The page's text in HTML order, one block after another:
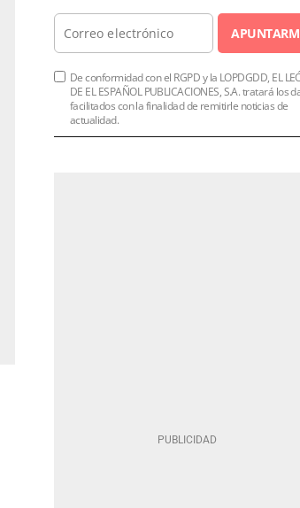
De conformidad con el RGPD y la LOPDGDD, EL
DE EL ESPAÑOL PUBLICACIONES, S.A. tratará los
facilitados con la finalidad de remitirle noticias de
actualidad.